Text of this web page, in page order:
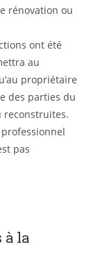
rénovation ou
ont été
au
propriétaire
des parties du
reconstruites.
professionnel
pas
à la